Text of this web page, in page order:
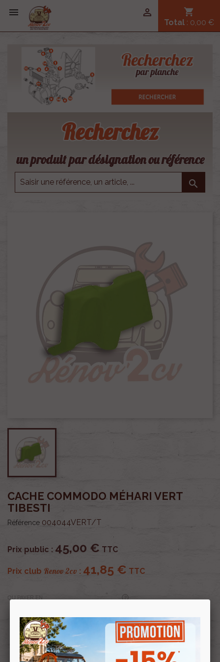
 shopping_cart
Total : 0,00 €

Recherchez
un produit par désignation ou référence

CACHE COMMODO MÉHARI VERT
TIBESTI
Référence 004044VERT/T
Prix public : 45,00 € TTC
Prix club Renov 2cv : 41,85 € TTC
Profitez de prix remisés
avec la Carte clubRenov 2cv